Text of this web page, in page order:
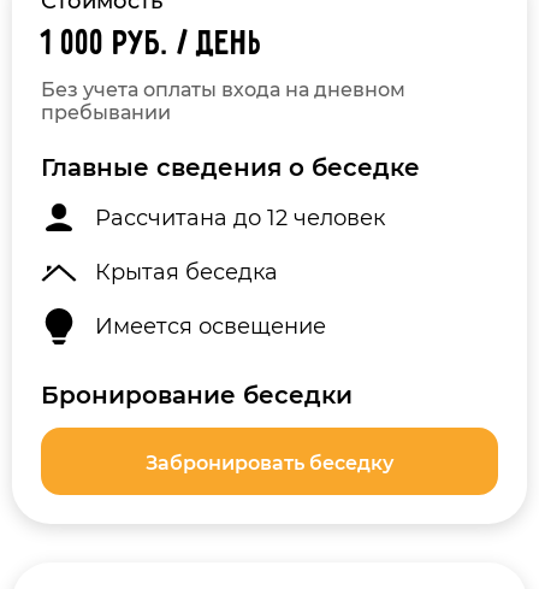
1 000 руб. / день
Без учета оплаты входа на дневном
пребывании
Главные сведения о беседке
Рассчитана до 12 человек
Крытая беседка
Имеется освещение
Бронирование беседки
Забронировать беседку